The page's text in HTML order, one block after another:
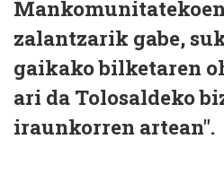
zalantzarik gabe,
gaikako bilketaren
ari da Tolosaldeko
iraunkorren artean".